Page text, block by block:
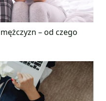
– od czego